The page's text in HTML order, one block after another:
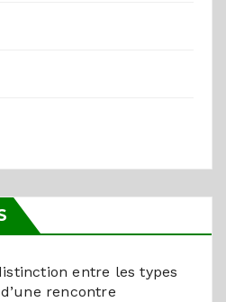
entre les types
rencontre